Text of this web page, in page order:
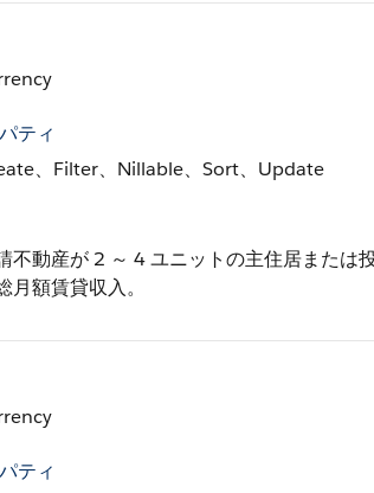
ティ
、Filter、Nillable、Sort、Update
不動産が 2 ～ 4 ユニットの主住居または
月額賃貸収入。
ティ